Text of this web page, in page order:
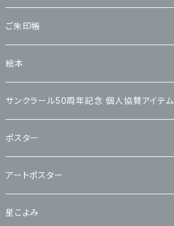
ご朱印帳
絵本
サンクラール50周年記念 個人協賛アイテム
ポスター
アートポスター
星こよみ